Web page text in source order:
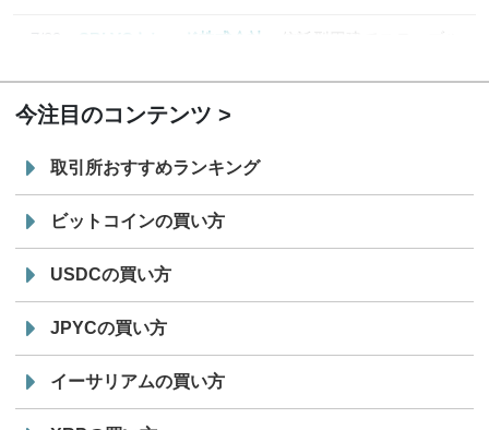
7/29
SBI VCトレード株式会社
信託型円建てステーブル
今注目のコンテンツ
取引所おすすめランキング
ビットコインの買い方
USDCの買い方
JPYCの買い方
イーサリアムの買い方